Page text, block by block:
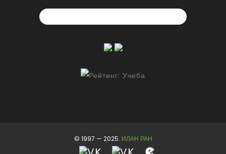
© 1997 — 2025. ИЛАН РАН